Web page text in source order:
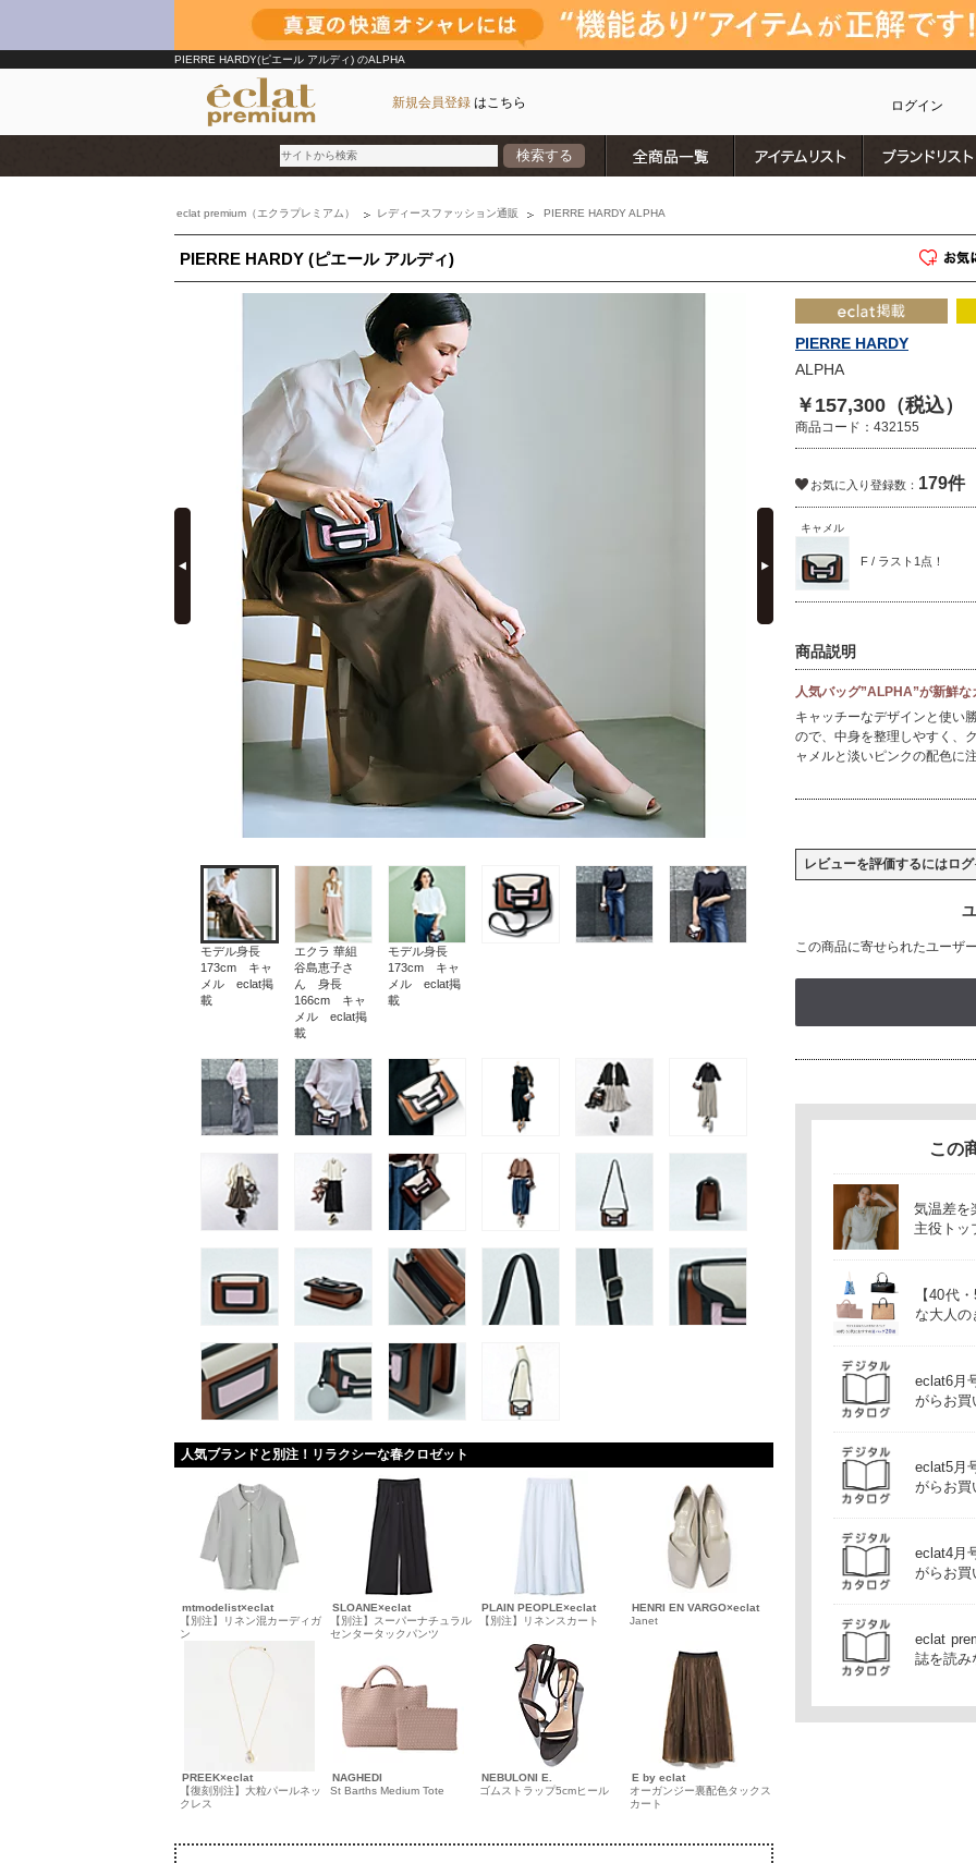
PIERRE HARDY(ピエール アルディ) のALPHA
新規会員登録 はこちら ログイン
検索する
ブランド
カテゴリ
雑誌掲載アイテム
ランキング
特集
雑誌･書籍(一緒に買うと送料無料)
定期購読
eclat premium（エクラプレミアム） レディースファッション通販 PIERRE HARDY ALPHA
PIERRE HARDY (ピエール アルディ)
モデル身長
173cm キャ
メル eclat掲
載
エクラ 華組
谷島恵子さ
ん 身長
166cm キャ
メル eclat掲
載
モデル身長
173cm キャ
メル eclat掲
載
人気ブランドと別注！リラクシーな春クロゼット
mtmodelist×eclat
【別注】リネン混カーディガ
ン
SLOANE×eclat
【別注】スーパーナチュラル
センタータックパンツ
PLAIN PEOPLE×eclat
【別注】リネンスカート
HENRI EN VARGO×eclat
Janet
PREEK×eclat
【復刻別注】大粒パールネッ
クレス
NAGHEDI
St Barths Medium Tote
NEBULONI E.
ゴムストラップ5cmヒール
E by eclat
オーガンジー裏配色タックス
カート
PIERRE HARDY
ALPHA
￥157,300（税込）
商品コード：432155
お気に入り登録数： 179件
キャメル
F / ラスト1点！
商品説明
人気バッグ”ALPHA”が新鮮な
キャッチーなデザインと使い
ので、中身を整理しやすく、
ャメルと淡いピンクの配色に
レビューを評価するにはロ
この商品に寄せられたユーザ
この
気温差を
主役トッ
【40代
な大人の
eclat6月
がらお買
eclat5月
がらお買
eclat4月
がらお買
eclat
誌を読み